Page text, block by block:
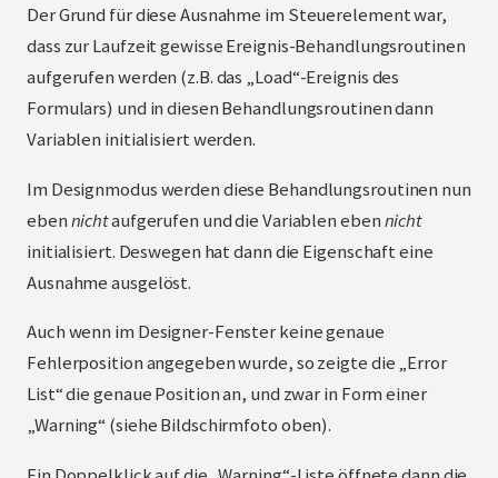
Der Grund für diese Ausnahme im Steuerelement war,
dass zur Laufzeit gewisse Ereignis-Behandlungsroutinen
aufgerufen werden (z.B. das „Load“-Ereignis des
Formulars) und in diesen Behandlungsroutinen dann
Variablen initialisiert werden.
Im Designmodus werden diese Behandlungsroutinen nun
ebennichtaufgerufen und die Variablen ebennicht
initialisiert. Deswegen hat dann die Eigenschaft eine
Ausnahme ausgelöst.
Auch wenn im Designer-Fenster keine genaue
Fehlerposition angegeben wurde, so zeigte die „Error
List“ die genaue Position an, und zwar in Form einer
„Warning“ (siehe Bildschirmfoto oben).